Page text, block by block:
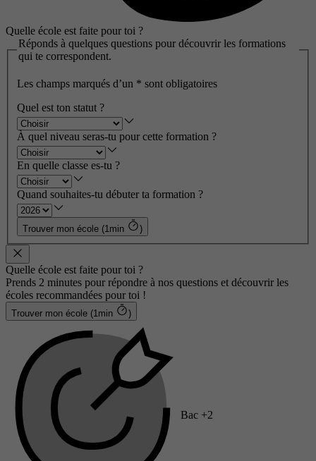
Quelle école est faite pour toi ?
Réponds à quelques questions pour découvrir les formations
qui te correspondent.
Les champs marqués d’un * sont obligatoires
Quel est ton statut ?
À quel niveau seras-tu pour cette formation ?
En quelle classe es-tu ?
Quand souhaites-tu débuter ta formation ?
Trouver mon école (1min )
Quelle école est faite pour toi ?
Prends 2 minutes pour répondre à nos questions et découvrir les
écoles recommandées pour toi !
Trouver mon école (1min )
Bac +2